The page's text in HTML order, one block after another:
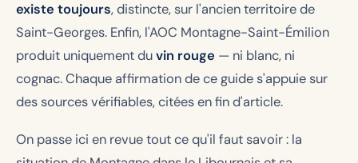
existe toujours, distincte, sur l'ancien territoire de
Saint-Georges. Enfin, l'AOC Montagne-Saint-Émilion
produit uniquement duvin rouge — ni blanc, ni
cognac. Chaque affirmation de ce guide s'appuie sur
des sources vérifiables, citées en fin d'article.
On passe ici en revue tout ce qu'il faut savoir : la